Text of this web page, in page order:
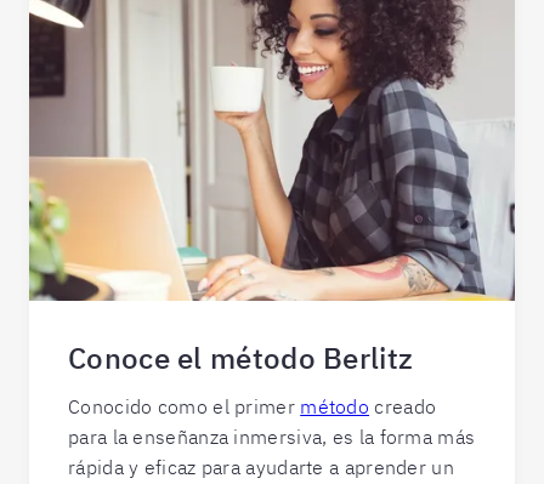
Conoce el método Berlitz
Conocido como el primer método creado
para la enseñanza inmersiva, es la forma más
rápida y eficaz para ayudarte a aprender un